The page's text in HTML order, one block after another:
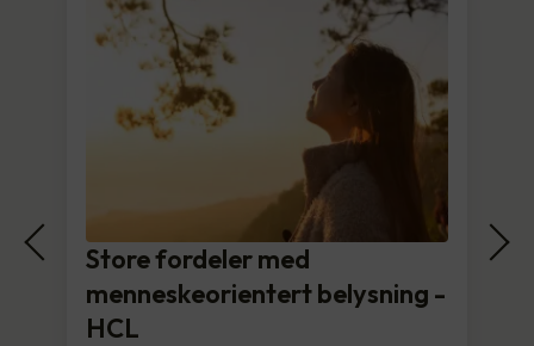
Store fordeler med
menneskeorientert belysning -
HCL